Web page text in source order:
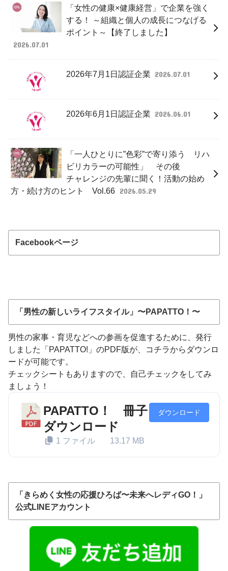
「女性の健康×健康経営」で企業を強く
する！ ～組織と個人の成長につなげる
ポイント～【終了しました】
2026.07.01
2026年7月1日認証企業 2026.07.01
2026年6月1日認証企業 2026.06.01
「一人ひとりに”色彩”で寄り添う リハ
ビリカラーの可能性」 その後
チャレンジの先輩に聞く！活動の始め
方・続け方のヒント Vol.66 2026.05.29
Facebookページ
「男性の新しいライフスタイル」〜PAPATTO！〜
男性の家事・育児などへの参画を促進するために、発行
しました「PAPATTO!」のPDF版が、コチラからダウンロ
ードが可能です。
チェックシートもありますので、自己チェックをしてみ
ましょう！
PAPATTO！ 冊子
ダウンロード
1 ファイル 13.17 MB
ダウンロード
「きらめく女性の応援ひろば〜未来へレディGO！」
公式LINEアカウント